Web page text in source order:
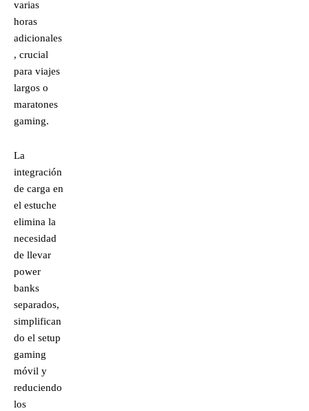
varias
horas
adicionales
, crucial
para viajes
largos o
maratones
gaming.
La
integración
de carga en
el estuche
elimina la
necesidad
de llevar
power
banks
separados,
simplifican
do el setup
gaming
móvil y
reduciendo
los